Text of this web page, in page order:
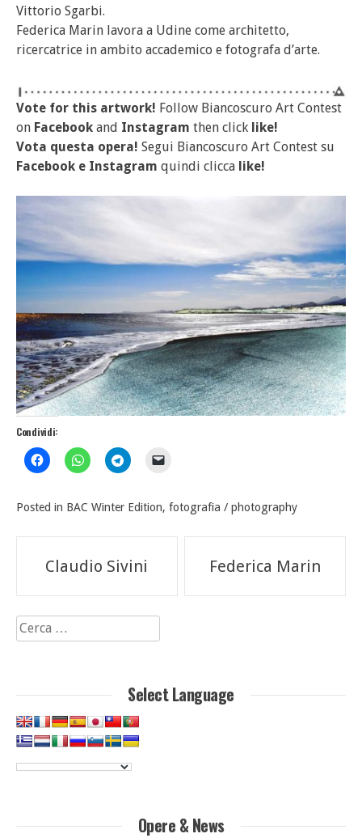
Vittorio Sgarbi.
Federica Marin lavora a Udine come architetto,
ricercatrice in ambito accademico e fotografa d’arte.
Vote for this artwork! Follow Biancoscuro Art Contest
on Facebook and Instagram then click like!
Vota questa opera! Segui Biancoscuro Art Contest su
Facebook e Instagram quindi clicca like!
Condividi:
Posted in BAC Winter Edition, fotografia / photography
Navigazione
articoli
Claudio Sivini Federica Marin
Ricerca
per:
Select Language
Opere & News